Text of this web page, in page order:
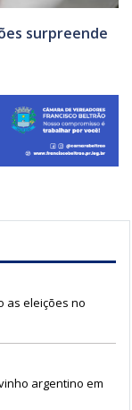
surpreende
as eleições no
argentino em